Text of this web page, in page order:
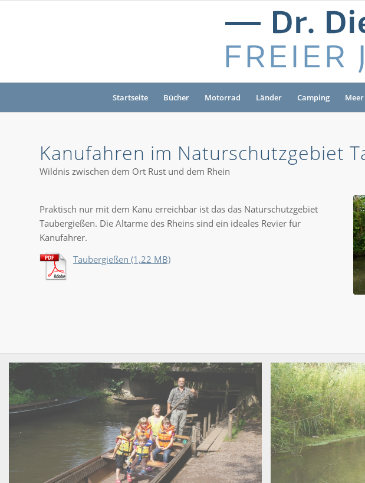
Startseite Bücher Motorrad Länder Camping
Kanufahren im Naturschutzgebiet
Wildnis zwischen dem Ort Rust und dem Rhein
Praktisch nur mit dem Kanu erreichbar ist das das Naturschutzgebiet
Taubergießen. Die Altarme des Rheins sind ein ideales Revier für
Kanufahrer.
Taubergießen